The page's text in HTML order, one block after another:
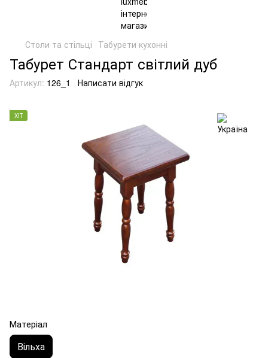
Столи та стільці Табурети кухонні
Табурет Стандарт світлий дуб
Артикул: 126_1 Написати відгук
ХІТ
Матеріал
Вільха